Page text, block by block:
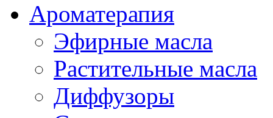
Ароматерапия
Эфирные масла
Растительные масла
Диффузоры